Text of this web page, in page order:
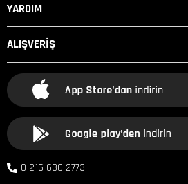
YARDIM
ALIŞVERİŞ
0 216 630 2773